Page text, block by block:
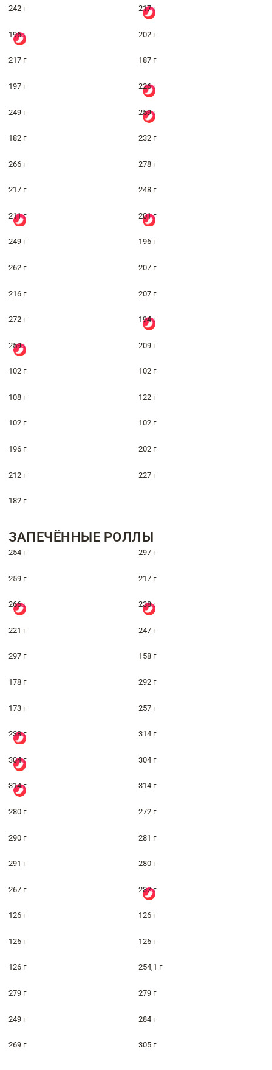
242 г 217 г
196 г 202 г
217 г 187 г
197 г 226 г
249 г 259 г
182 г 232 г
266 г 278 г
217 г 248 г
211 г 201 г
249 г 196 г
262 г 207 г
216 г 207 г
272 г 194 г
259 г 209 г
102 г 102 г
108 г 122 г
102 г 102 г
196 г 202 г
212 г 227 г
182 г
ЗАПЕЧЁННЫЕ РОЛЛЫ
254 г 297 г
259 г 217 г
266 г 238 г
221 г 247 г
297 г 158 г
178 г 292 г
173 г 257 г
238 г 314 г
304 г 304 г
314 г 314 г
280 г 272 г
290 г 281 г
291 г 280 г
267 г 237 г
126 г 126 г
126 г 126 г
126 г 254,1 г
279 г 279 г
249 г 284 г
269 г 305 г